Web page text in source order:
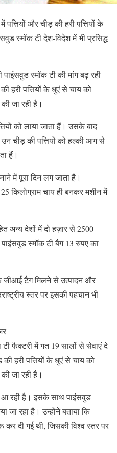
पत्तियों और चीड़ की हरी पत्तियों के
स्मॉक टी देश-विदेश में भी प्रसिद्ध
स्मॉक टी की मांग बढ़ रही
हरी पत्तियों के धुएं से चाय को
जा रही है।
को लाया जाता हैं। उसके बाद
चीड़ की पत्तियों को हल्की आग से
हैं।
में पूरा दिन लग जाता है।
किलोग्राम चाय ही बनकर मशीन में
अन्य देशों में दो हज़ार से 2500
स्मॉक टी बैग 13 रुपए का
जीआई टैग मिलने से उत्पादन और
स्तर पर इसकी पहचान भी
फैक्टरी में गत 19 सालों से सेवाएं दे
हरी पत्तियों के धुएं से चाय को
जा रही है।
रही है। इसके साथ पाइंसवुड
जा रहा है। उन्होंने बताया कि
कर दी गई थी, जिसकी विश्व स्तर पर